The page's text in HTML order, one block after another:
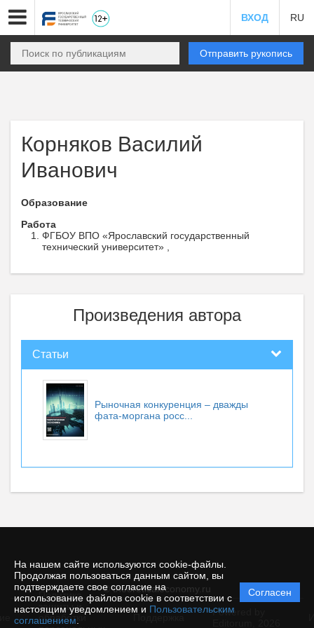
На нашем сайте используются cookie-файлы.
Продолжая пользоваться данным сайтом, вы
подтверждаете свое согласие на
использование файлов cookie в соответствии с
настоящим уведомлением и Пользовательским
соглашением
Согласен
ВХОД RU
Отправить рукопись
Корняков Василий
Иванович
Образование
Работа
ФГБОУ ВПО «Ярославский государственный
технический университет» ,
Произведения автора
Статьи
Рыночная конкуренция – дважды
фата-моргана росс...
© theoreticaleconomy.ru
Политика
защиты и
обработки
Powered by